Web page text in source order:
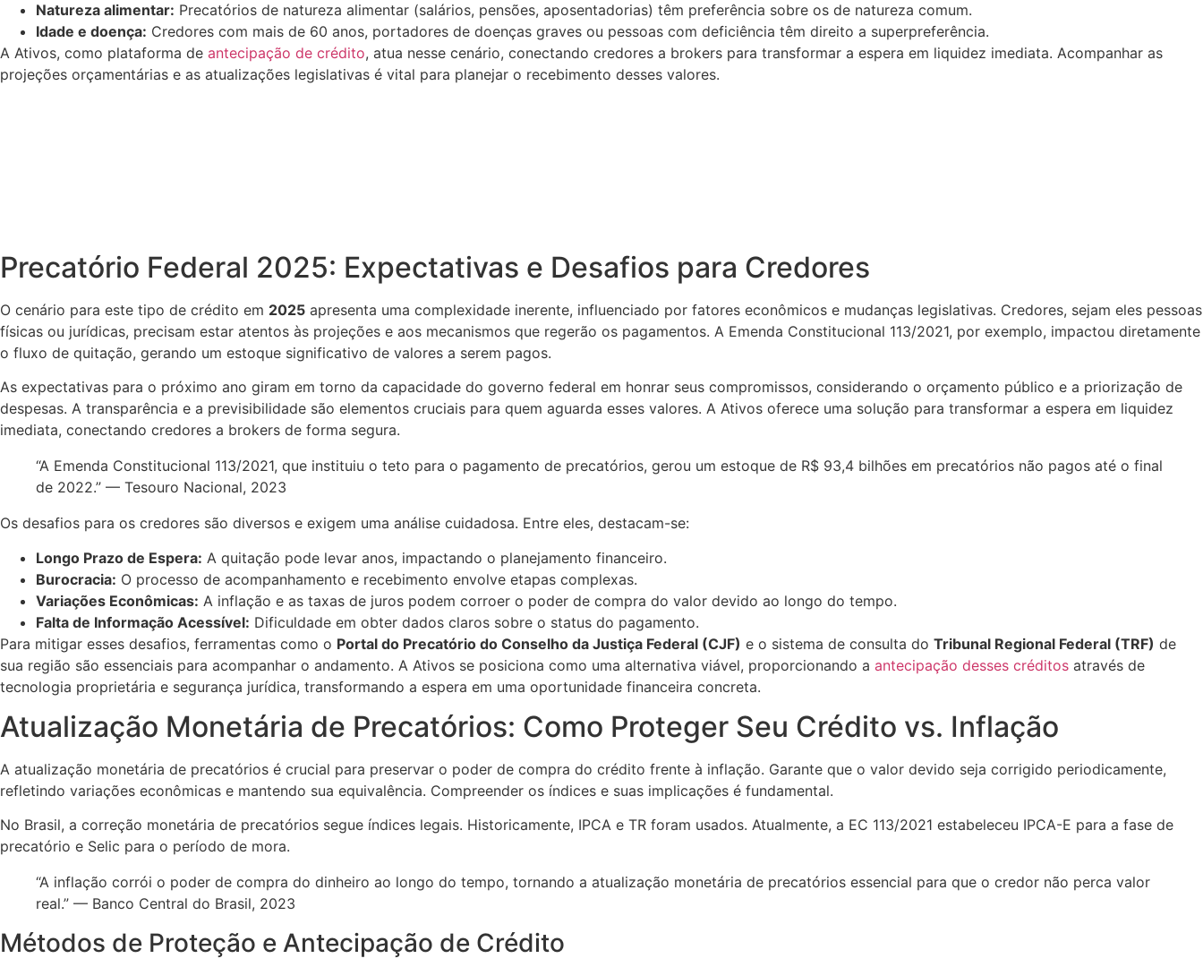
Natureza alimentar: Precatórios de natureza alimentar (salários, pensões, aposentadorias) têm preferência sobre os de natureza comum.
Idade e doença: Credores com mais de 60 anos, portadores de doenças graves ou pessoas com deficiência têm direito a superpreferência.
A Ativos, como plataforma de antecipação de crédito, atua nesse cenário, conectando credores a brokers para transformar a espera em liquidez imediata. Acompanhar as
projeções orçamentárias e as atualizações legislativas é vital para planejar o recebimento desses valores.
Precatório Federal 2025: Expectativas e Desafios para Credores
O cenário para este tipo de crédito em 2025 apresenta uma complexidade inerente, influenciado por fatores econômicos e mudanças legislativas. Credores, sejam eles pessoas
físicas ou jurídicas, precisam estar atentos às projeções e aos mecanismos que regerão os pagamentos. A Emenda Constitucional 113/2021, por exemplo, impactou diretamente
o fluxo de quitação, gerando um estoque significativo de valores a serem pagos.
As expectativas para o próximo ano giram em torno da capacidade do governo federal em honrar seus compromissos, considerando o orçamento público e a priorização de
despesas. A transparência e a previsibilidade são elementos cruciais para quem aguarda esses valores. A Ativos oferece uma solução para transformar a espera em liquidez
imediata, conectando credores a brokers de forma segura.
“A Emenda Constitucional 113/2021, que instituiu o teto para o pagamento de precatórios, gerou um estoque de R$ 93,4 bilhões em precatórios não pagos até o final
de 2022.” — Tesouro Nacional, 2023
Os desafios para os credores são diversos e exigem uma análise cuidadosa. Entre eles, destacam-se:
Longo Prazo de Espera: A quitação pode levar anos, impactando o planejamento financeiro.
Burocracia: O processo de acompanhamento e recebimento envolve etapas complexas.
Variações Econômicas: A inflação e as taxas de juros podem corroer o poder de compra do valor devido ao longo do tempo.
Falta de Informação Acessível: Dificuldade em obter dados claros sobre o status do pagamento.
Para mitigar esses desafios, ferramentas como o Portal do Precatório do Conselho da Justiça Federal (CJF) e o sistema de consulta do Tribunal Regional Federal (TRF) de
sua região são essenciais para acompanhar o andamento. A Ativos se posiciona como uma alternativa viável, proporcionando a antecipação desses créditos através de
tecnologia proprietária e segurança jurídica, transformando a espera em uma oportunidade financeira concreta.
Atualização Monetária de Precatórios: Como Proteger Seu Crédito vs. Inflação
A atualização monetária de precatórios é crucial para preservar o poder de compra do crédito frente à inflação. Garante que o valor devido seja corrigido periodicamente,
refletindo variações econômicas e mantendo sua equivalência. Compreender os índices e suas implicações é fundamental.
No Brasil, a correção monetária de precatórios segue índices legais. Historicamente, IPCA e TR foram usados. Atualmente, a EC 113/2021 estabeleceu IPCA-E para a fase de
precatório e Selic para o período de mora.
“A inflação corrói o poder de compra do dinheiro ao longo do tempo, tornando a atualização monetária de precatórios essencial para que o credor não perca valor
real.” — Banco Central do Brasil, 2023
Métodos de Proteção e Antecipação de Crédito